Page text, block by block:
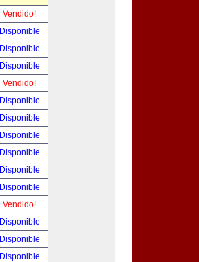
Vendido!
Disponible
Disponible
Disponible
Vendido!
Disponible
Disponible
Disponible
Disponible
Disponible
Disponible
Vendido!
Disponible
Disponible
Disponible